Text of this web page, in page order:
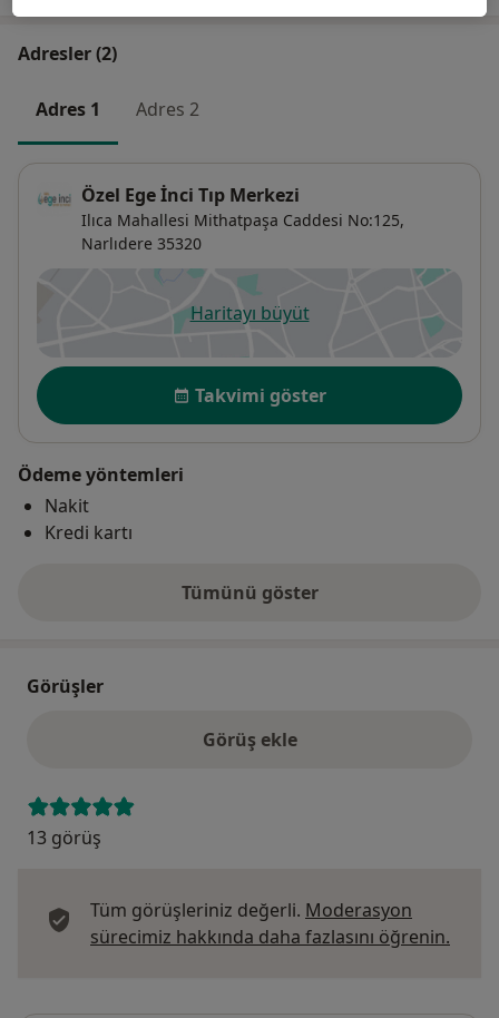
Adresler (2)
Adres 1 Adres 2
Özel Ege İnci Tıp Merkezi
Ilıca Mahallesi Mithatpaşa Caddesi No:125,
Narlıdere 35320
Haritayı büyütyeni bir sekmede açılır
Uygunluk
Takvimi göster
Ödeme yöntemleri
Nakit
Kredi kartı
Tümünü göster
adres hakkında
Görüşler
Görüş ekle
13 görüş
Tüm görüşleriniz değerli. Moderasyon
sürecimiz hakkında daha fazlasını öğrenin.